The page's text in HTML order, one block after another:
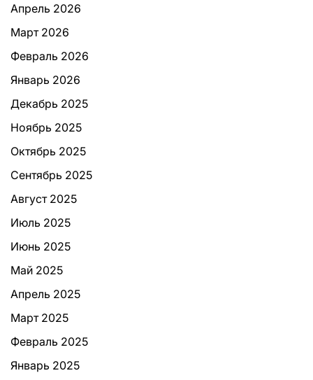
Апрель 2026
Март 2026
Февраль 2026
Январь 2026
Декабрь 2025
Ноябрь 2025
Октябрь 2025
Сентябрь 2025
Август 2025
Июль 2025
Июнь 2025
Май 2025
Апрель 2025
Март 2025
Февраль 2025
Январь 2025